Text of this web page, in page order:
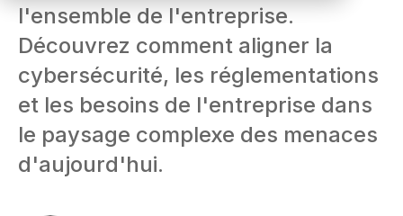
l'ensemble de l'entreprise.
Découvrez comment aligner la
cybersécurité, les réglementations
et les besoins de l'entreprise dans
le paysage complexe des menaces
d'aujourd'hui.